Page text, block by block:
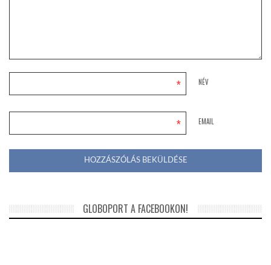
NÉV
*
EMAIL
*
GLOBOPORT A FACEBOOKON!